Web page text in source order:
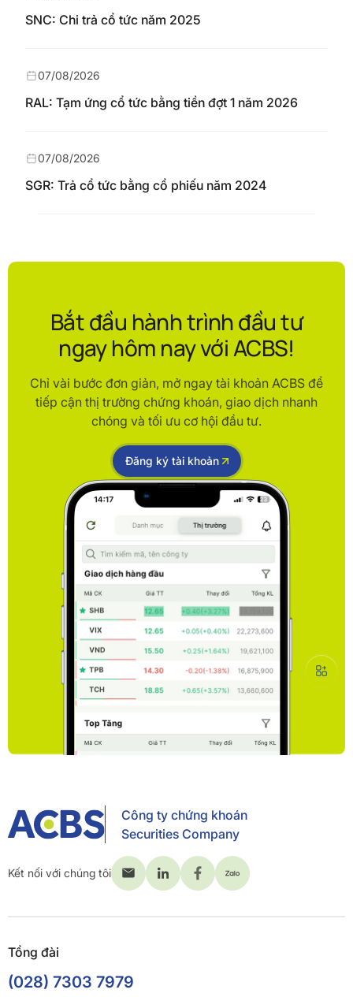
SNC: Chi trả cổ tức năm 2025
RAL: Tạm ứng cổ tức bằng tiền đợt 1 năm 2026
07/08/2026
SGR: Trả cổ tức bằng cổ phiếu năm 2024
07/08/2026
Bắt đầu hành trình đầu tư
ngay hôm nay với ACBS!
Chỉ vài bước đơn giản, mở ngay tài khoản ACBS để
tiếp cận thị trường chứng khoán, giao dịch nhanh
chóng và tối ưu cơ hội đầu tư.
Đăng ký tài khoản
Công ty chứng khoán
Securities Company
Kết nối với chúng tôi
Tổng đài
(028) 7303 7979